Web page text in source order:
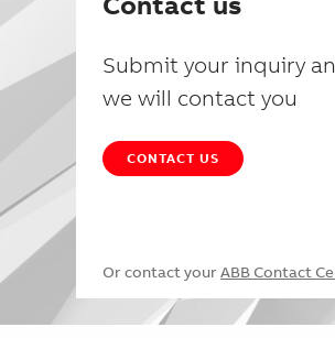
Submit your inquiry
we will contact you
CONTACT US
Or contact your ABB Contact